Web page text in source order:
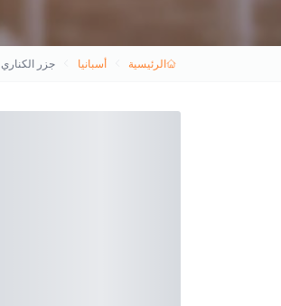
الرئيسية أسبانيا جزر الكناري